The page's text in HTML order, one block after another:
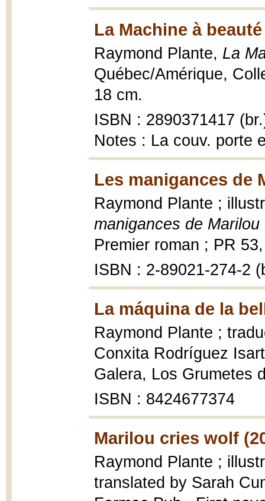
La Machine à
Raymond Plante, La
Québec/Amérique,
18 cm.
ISBN : 2890371417
Notes : La couv. porte
Les manigances de
Raymond Plante ;
manigances de Marilou
Premier roman ; PR
ISBN : 2-89021-274-2
La máquina de la
Raymond Plante ;
Conxita Rodríguez
Galera, Los Grumetes
ISBN : 8424677374
Marilou cries wolf
Raymond Plante ;
translated by Sarah